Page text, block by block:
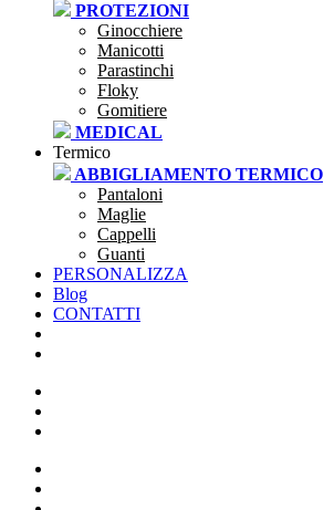
PROTEZIONI
Ginocchiere
Manicotti
Parastinchi
Floky
Gomitiere
MEDICAL
Termico
ABBIGLIAMENTO TERMICO
Pantaloni
Maglie
Cappelli
Guanti
PERSONALIZZA
Blog
CONTATTI